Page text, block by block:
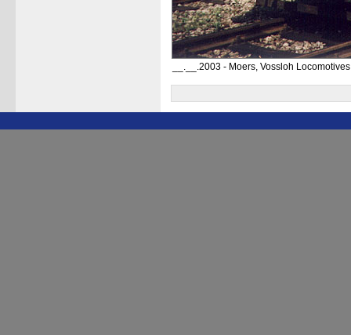
__.__.2003 - Moers, Vossloh